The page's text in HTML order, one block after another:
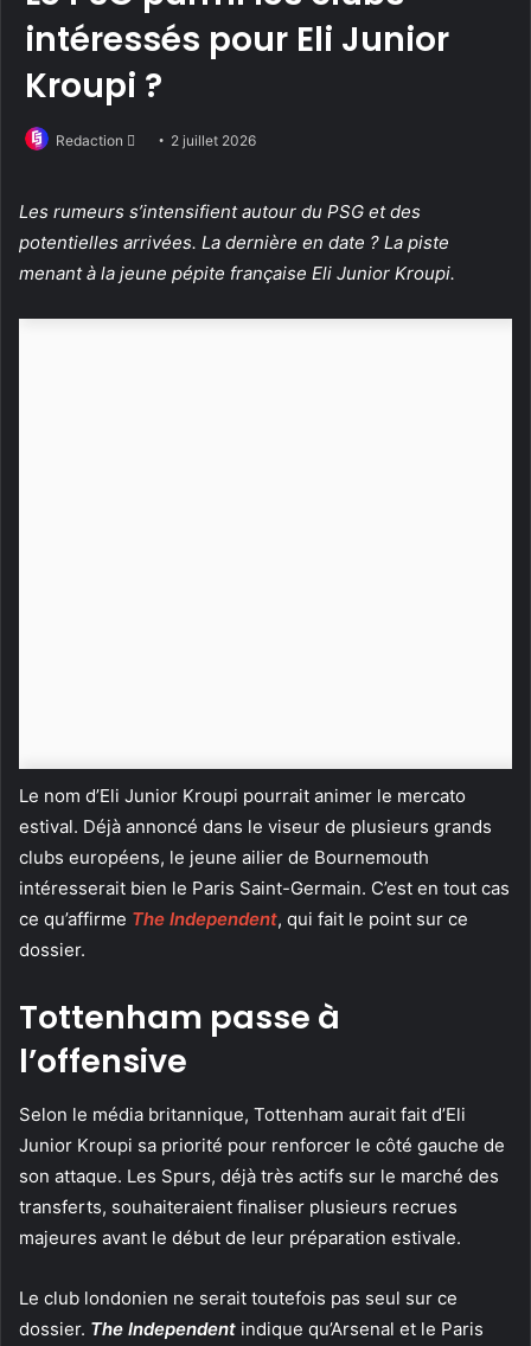
intéressés pour Eli Junior
Kroupi ?
Redaction
Suivre2 juillet 2026
Les rumeurs s’intensifient autour du PSG et des
potentielles arrivées. La dernière en date ? La piste
menant à la jeune pépite française Eli Junior Kroupi.
Le nom d’Eli Junior Kroupi pourrait animer le mercato
estival. Déjà annoncé dans le viseur de plusieurs grands
clubs européens, le jeune ailier de Bournemouth
intéresserait bien le Paris Saint-Germain. C’est en tout cas
ce qu’affirme The Independent, qui fait le point sur ce
dossier.
Tottenham passe à
l’offensive
Selon le média britannique, Tottenham aurait fait d’Eli
Junior Kroupi sa priorité pour renforcer le côté gauche de
son attaque. Les Spurs, déjà très actifs sur le marché des
transferts, souhaiteraient finaliser plusieurs recrues
majeures avant le début de leur préparation estivale.
Le club londonien ne serait toutefois pas seul sur ce
dossier. The Independent indique qu’Arsenal et le Paris